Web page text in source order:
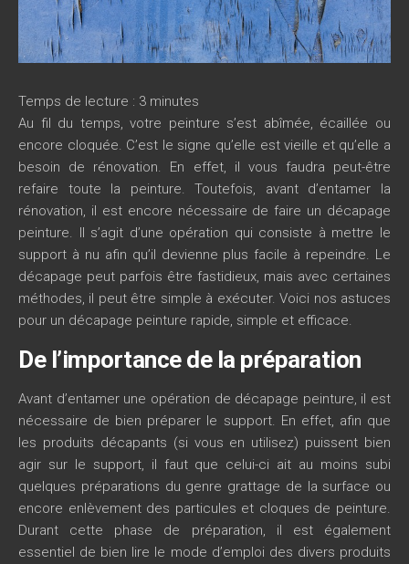
Temps de lecture : 3 minutes
Au fil du temps, votre peinture s’est abîmée, écaillée ou
encore cloquée. C’est le signe qu’elle est vieille et qu’elle a
besoin de rénovation. En effet, il vous faudra peut-être
refaire toute la peinture. Toutefois, avant d’entamer la
rénovation, il est encore nécessaire de faire un décapage
peinture. Il s’agit d’une opération qui consiste à mettre le
support à nu afin qu’il devienne plus facile à repeindre. Le
décapage peut parfois être fastidieux, mais avec certaines
méthodes, il peut être simple à exécuter. Voici nos astuces
pour un décapage peinture rapide, simple et efficace.
De l’importance de la préparation
Avant d’entamer une opération de décapage peinture, il est
nécessaire de bien préparer le support. En effet, afin que
les produits décapants (si vous en utilisez) puissent bien
agir sur le support, il faut que celui-ci ait au moins subi
quelques préparations du genre grattage de la surface ou
encore enlèvement des particules et cloques de peinture.
Durant cette phase de préparation, il est également
essentiel de bien lire le mode d’emploi des divers produits